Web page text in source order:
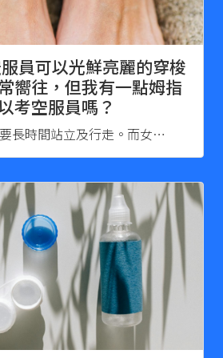
員可以光鮮亮麗的穿梭
嚮往，但我有一點姆指
考空服員嗎？
長時間站立及行走。而女…